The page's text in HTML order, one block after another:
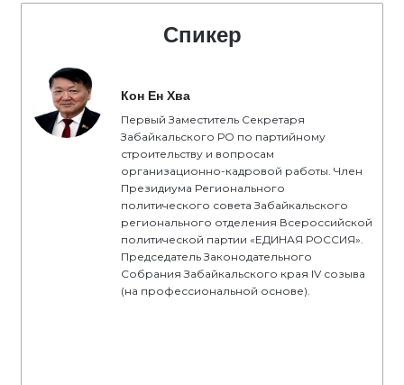
Спикер
Кон Ен Хва
Первый Заместитель Секретаря
Забайкальского РО по партийному
строительству и вопросам
организационно-кадровой работы. Член
Президиума Регионального
политического совета Забайкальского
регионального отделения Всероссийской
политической партии «ЕДИНАЯ РОССИЯ».
Председатель Законодательного
Собрания Забайкальского края IV созыва
(на профессиональной основе).